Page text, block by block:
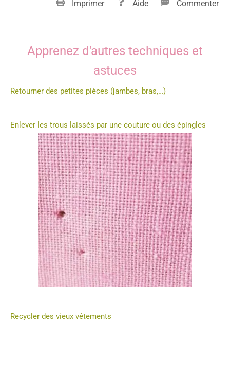
Imprimer Aide Commenter
Apprenez d'autres techniques et
astuces
Retourner des petites pièces (jambes, bras,…)
Enlever les trous laissés par une couture ou des épingles
Recycler des vieux vêtements